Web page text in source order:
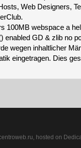
Web Designers,
100MB webspace a
enabled GD & zlib no
wegen inhaltlicher
eingetragen. Dies
hosted on